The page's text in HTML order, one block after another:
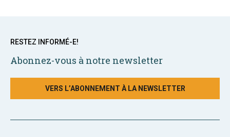
RESTEZ INFORMÉ-E!
Abonnez-vous à notre newsletter
VERS L’ABONNEMENT À LA NEWSLETTER